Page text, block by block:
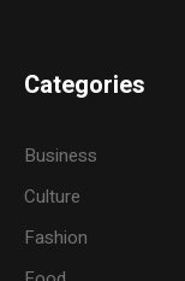
Categories
Business
Culture
Fashion